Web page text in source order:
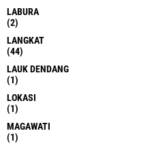
LABURA
(2)
LANGKAT
(44)
LAUK DENDANG
(1)
LOKASI
(1)
MAGAWATI
(1)